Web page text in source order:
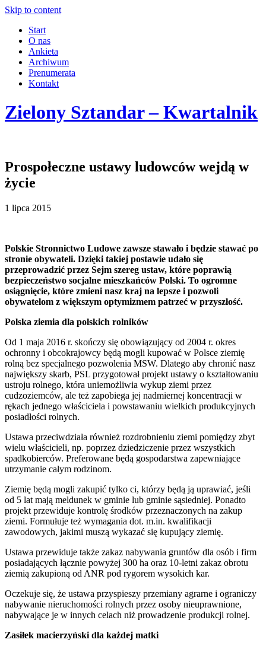
Skip to content
Start
O nas
Ankieta
Archiwum
Prenumerata
Kontakt
Zielony Sztandar – Kwartalnik
Prospołeczne ustawy ludowców wejdą w
życie
1 lipca 2015
Polskie Stronnictwo Ludowe zawsze stawało i będzie stawać po
stronie obywateli. Dzięki takiej postawie udało się
przeprowadzić przez Sejm szereg ustaw, które poprawią
bezpieczeństwo socjalne mieszkańców Polski. To ogromne
osiągnięcie, które zmieni nasz kraj na lepsze i pozwoli
obywatelom z większym optymizmem patrzeć w przyszłość.
Polska ziemia dla polskich rolników
Od 1 maja 2016 r. skończy się obowiązujący od 2004 r. okres
ochronny i obcokrajowcy będą mogli kupować w Polsce ziemię
rolną bez specjalnego pozwolenia MSW. Dlatego aby chronić nasz
największy skarb, PSL przygotował projekt ustawy o kształtowaniu
ustroju rolnego, która uniemożliwia wykup ziemi przez
cudzoziemców, ale też zapobiega jej nadmiernej koncentracji w
rękach jednego właściciela i powstawaniu wielkich produkcyjnych
posiadłości rolnych.
Ustawa przeciwdziała również rozdrobnieniu ziemi pomiędzy zbyt
wielu właścicieli, np. poprzez dziedziczenie przez wszystkich
spadkobierców. Preferowane będą gospodarstwa zapewniające
utrzymanie całym rodzinom.
Ziemię będą mogli zakupić tylko ci, którzy będą ją uprawiać, jeśli
od 5 lat mają meldunek w gminie lub gminie sąsiedniej. Ponadto
projekt przewiduje kontrolę środków przeznaczonych na zakup
ziemi. Formułuje też wymagania dot. m.in. kwalifikacji
zawodowych, jakimi muszą wykazać się kupujący ziemię.
Ustawa przewiduje także zakaz nabywania gruntów dla osób i firm
posiadających łącznie powyżej 300 ha oraz 10-letni zakaz obrotu
ziemią zakupioną od ANR pod rygorem wysokich kar.
Oczekuje się, że ustawa przyspieszy przemiany agrarne i ograniczy
nabywanie nieruchomości rolnych przez osoby nieuprawnione,
nabywające je w innych celach niż prowadzenie produkcji rolnej.
Zasiłek macierzyński dla każdej matki